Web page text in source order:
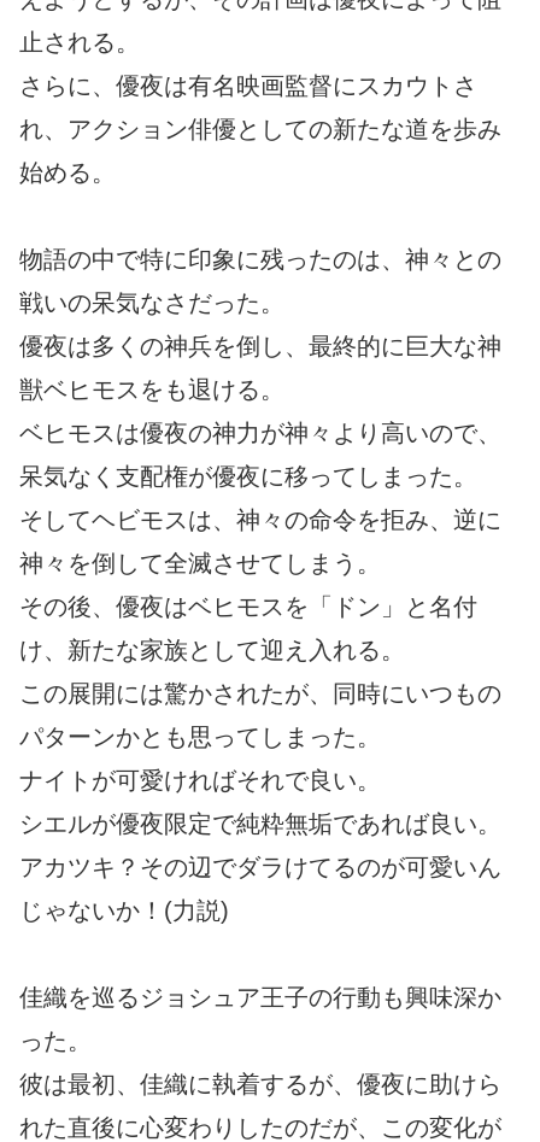
止される。
さらに、優夜は有名映画監督にスカウトさ
れ、アクション俳優としての新たな道を歩み
始める。
物語の中で特に印象に残ったのは、神々との
戦いの呆気なさだった。
優夜は多くの神兵を倒し、最終的に巨大な神
獣ベヒモスをも退ける。
ベヒモスは優夜の神力が神々より高いので、
呆気なく支配権が優夜に移ってしまった。
そしてヘビモスは、神々の命令を拒み、逆に
神々を倒して全滅させてしまう。
その後、優夜はベヒモスを「ドン」と名付
け、新たな家族として迎え入れる。
この展開には驚かされたが、同時にいつもの
パターンかとも思ってしまった。
ナイトが可愛ければそれで良い。
シエルが優夜限定で純粋無垢であれば良い。
アカツキ？その辺でダラけてるのが可愛いん
じゃないか！(力説)
佳織を巡るジョシュア王子の行動も興味深か
った。
彼は最初、佳織に執着するが、優夜に助けら
れた直後に心変わりしたのだが、この変化が